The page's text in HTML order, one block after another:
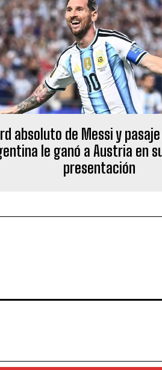
absoluto de Messi y
le ganó a Austria en
presentación